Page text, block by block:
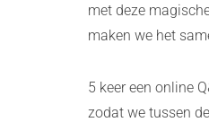
met deze
maken we het
5 keer een online
zodat we tussen